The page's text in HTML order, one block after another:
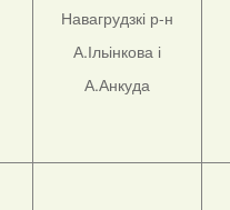
Навагрудзкі р-н
А.Ільінкова і
А.Анкуда